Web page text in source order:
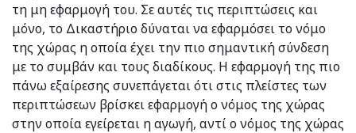
τη μη εφαρμογή του. Σε αυτές τις περιπτώσεις και
μόνο, το Δικαστήριο δύναται να εφαρμόσει το νόμο
της χώρας η οποία έχει την πιο σημαντική σύνδεση
με το συμβάν και τους διαδίκους. Η εφαρμογή της πιο
πάνω εξαίρεσης συνεπάγεται ότι στις πλείστες των
περιπτώσεων βρίσκει εφαρμογή ο νόμος της χώρας
στην οποία εγείρεται η αγωγή, αντί ο νόμος της χώρας